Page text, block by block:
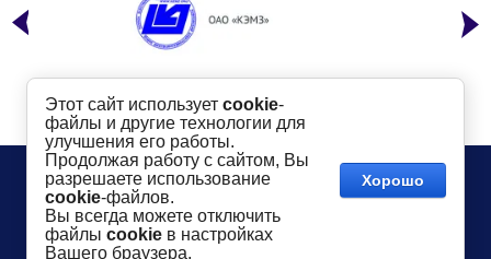
Телефон:8 (49232) 6-96-00
Адрес: г. Ковров, ул. Маяковского, 19
Показать на карте
©2016- 2026КГТУ им. В.А. Дегтярева
Использование материалов сайта разрешается
Сайт создан в:
megagroup.ru
Этот сайт использует cookie-
файлы и другие технологии для
улучшения его работы.
Продолжая работу с сайтом, Вы
разрешаете использование
cookie-файлов.
Вы всегда можете отключить
файлы cookie в настройках
Вашего браузера.
Хорошо